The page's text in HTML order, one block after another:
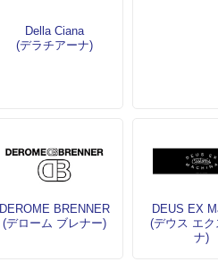
Della Ciana
(デラチアーナ)
DEROME BRENNER
(デローム ブレナー)
DEUS EX
(デウス エク
ナ)